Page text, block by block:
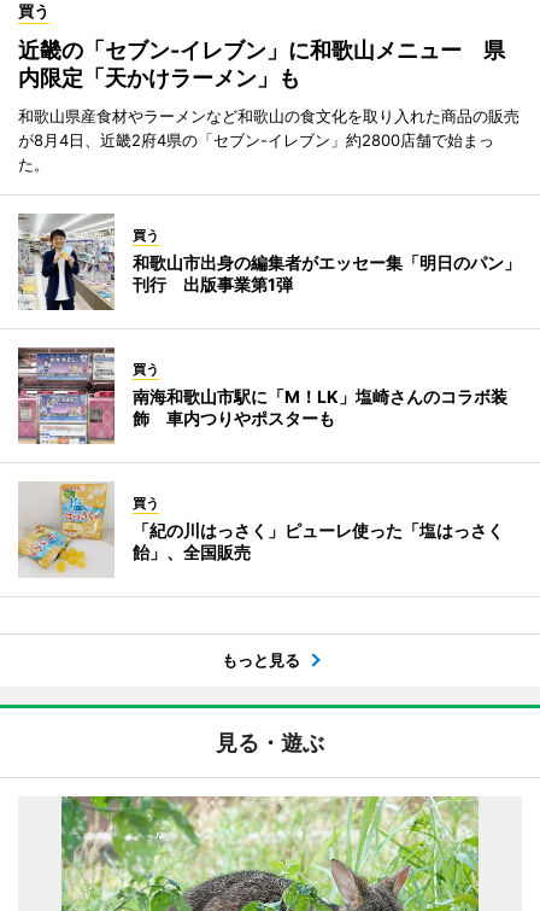
買う
近畿の「セブン-イレブン」に和歌山メニュー 県
内限定「天かけラーメン」も
和歌山県産食材やラーメンなど和歌山の食文化を取り入れた商品の販売
が8月4日、近畿2府4県の「セブン-イレブン」約2800店舗で始まっ
た。
買う
和歌山市出身の編集者がエッセー集「明日のパン」
刊行 出版事業第1弾
買う
南海和歌山市駅に「M！LK」塩崎さんのコラボ装
飾 車内つりやポスターも
買う
「紀の川はっさく」ピューレ使った「塩はっさく
飴」、全国販売
もっと見る
見る・遊ぶ